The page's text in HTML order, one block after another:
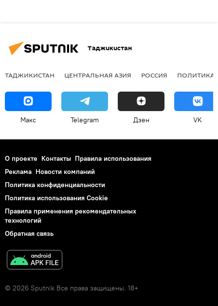
Таджикистан
ТАДЖИКИСТАН ЦЕНТРАЛЬНАЯ АЗИЯ РОССИЯ ПОЛИТИКА
Макс Telegram Дзен VK
О проекте Контакты Правила использования
Реклама Новости компаний
Политика конфиденциальности
Политика использования Cookie
Правила применения рекомендательных
технологий
Обратная связь
© 2026 Sputnik Все права защищены. 18+